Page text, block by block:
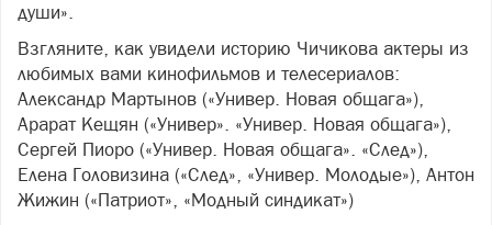
души».
Взгляните, как увидели историю Чичикова актеры из
любимых вами кинофильмов и телесериалов:
Александр Мартынов («Универ. Новая общага»),
Арарат Кещян («Универ». «Универ. Новая общага»),
Сергей Пиоро («Универ. Новая общага». «След»),
Елена Головизина («След», «Универ. Молодые»), Антон
Жижин («Патриот», «Модный синдикат»)